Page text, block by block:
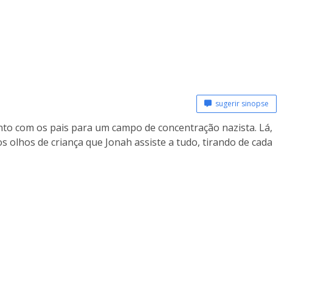
sugerir sinopse
com os pais para um campo de concentração nazista. Lá,
olhos de criança que Jonah assiste a tudo, tirando de cada